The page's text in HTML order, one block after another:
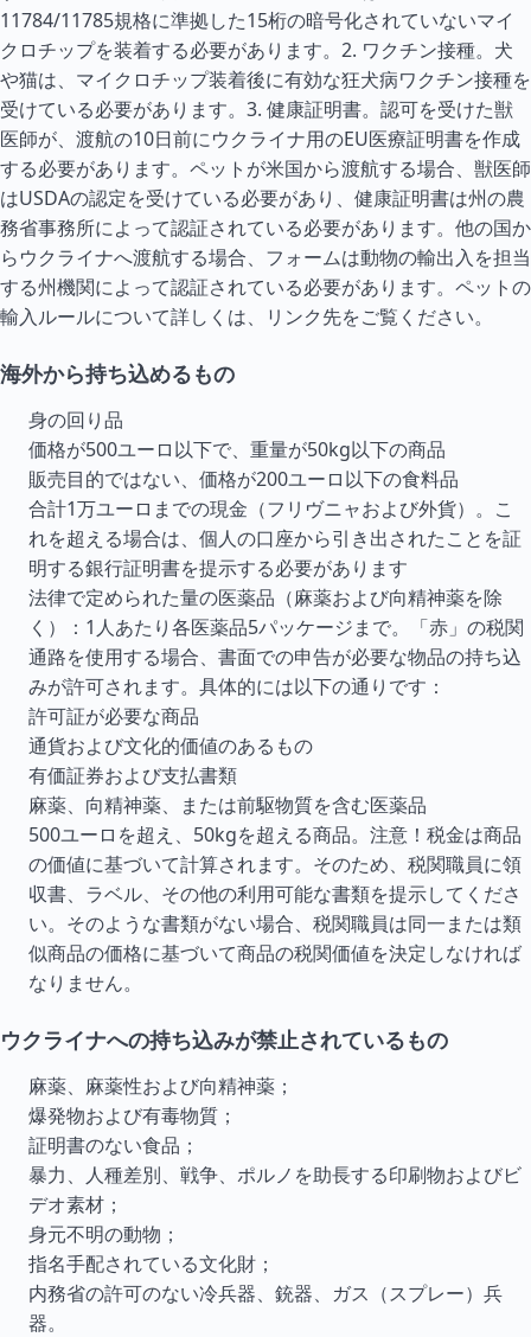
11784/11785規格に準拠した15桁の暗号化されていないマイ
クロチップを装着する必要があります。2. ワクチン接種。犬
や猫は、マイクロチップ装着後に有効な狂犬病ワクチン接種を
受けている必要があります。3. 健康証明書。認可を受けた獣
医師が、渡航の10日前にウクライナ用のEU医療証明書を作成
する必要があります。ペットが米国から渡航する場合、獣医師
はUSDAの認定を受けている必要があり、健康証明書は州の農
務省事務所によって認証されている必要があります。他の国か
らウクライナへ渡航する場合、フォームは動物の輸出入を担当
する州機関によって認証されている必要があります。ペットの
輸入ルールについて詳しくは、リンク先をご覧ください。
海外から持ち込めるもの
身の回り品
価格が500ユーロ以下で、重量が50kg以下の商品
販売目的ではない、価格が200ユーロ以下の食料品
合計1万ユーロまでの現金（フリヴニャおよび外貨）。こ
れを超える場合は、個人の口座から引き出されたことを証
明する銀行証明書を提示する必要があります
法律で定められた量の医薬品（麻薬および向精神薬を除
く）：1人あたり各医薬品5パッケージまで。「赤」の税関
通路を使用する場合、書面での申告が必要な物品の持ち込
みが許可されます。具体的には以下の通りです：
許可証が必要な商品
通貨および文化的価値のあるもの
有価証券および支払書類
麻薬、向精神薬、または前駆物質を含む医薬品
500ユーロを超え、50kgを超える商品。注意！税金は商品
の価値に基づいて計算されます。そのため、税関職員に領
収書、ラベル、その他の利用可能な書類を提示してくださ
い。そのような書類がない場合、税関職員は同一または類
似商品の価格に基づいて商品の税関価値を決定しなければ
なりません。
ウクライナへの持ち込みが禁止されているもの
麻薬、麻薬性および向精神薬；
爆発物および有毒物質；
証明書のない食品；
暴力、人種差別、戦争、ポルノを助長する印刷物およびビ
デオ素材；
身元不明の動物；
指名手配されている文化財；
内務省の許可のない冷兵器、銃器、ガス（スプレー）兵
器。